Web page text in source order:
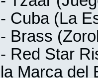
- Cuba (La
- Brass
- Red Star
la Marca del